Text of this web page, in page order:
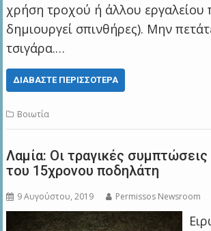
χρήση τροχού ή άλλου εργαλείου
δημιουργεί σπινθήρες). Μην
τσιγάρα.…
ΔΙΑΒΆΣΤΕ ΠΕΡΙΣΣΌΤΕΡΑ
Βοιωτία
Λαμία: Οι τραγικές
του 15χρονου ποδηλάτη
9 Αυγούστου, 2019 Permissos Newsroom